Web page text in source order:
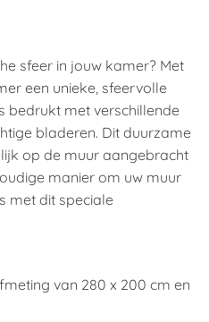
sfeer in jouw kamer? Met
een unieke, sfeervolle
bedrukt met verschillende
bladeren. Dit duurzame
op de muur aangebracht
manier om uw muur
met dit speciale
van 280 x 200 cm en